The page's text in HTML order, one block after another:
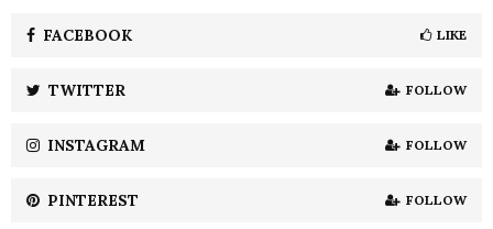
H
FACEBOOK LIKE
TWITTER FOLLOW
INSTAGRAM FOLLOW
PINTEREST FOLLOW